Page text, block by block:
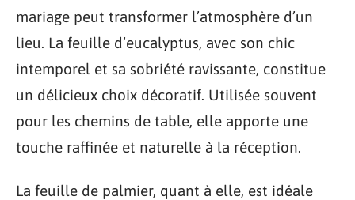
mariage peut transformer l’atmosphère d’un
lieu. La feuille d’eucalyptus, avec son chic
intemporel et sa sobriété ravissante, constitue
un délicieux choix décoratif. Utilisée souvent
pour les chemins de table, elle apporte une
touche raffinée et naturelle à la réception.
La feuille de palmier, quant à elle, est idéale